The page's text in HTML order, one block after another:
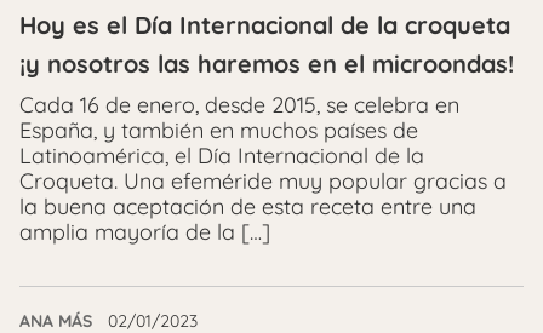
Hoy es el Día Internacional de la croqueta
¡y nosotros las haremos en el microondas!
Cada 16 de enero, desde 2015, se celebra en
España, y también en muchos países de
Latinoamérica, el Día Internacional de la
Croqueta. Una efeméride muy popular gracias a
la buena aceptación de esta receta entre una
amplia mayoría de la […]
ANA MÁS 02/01/2023